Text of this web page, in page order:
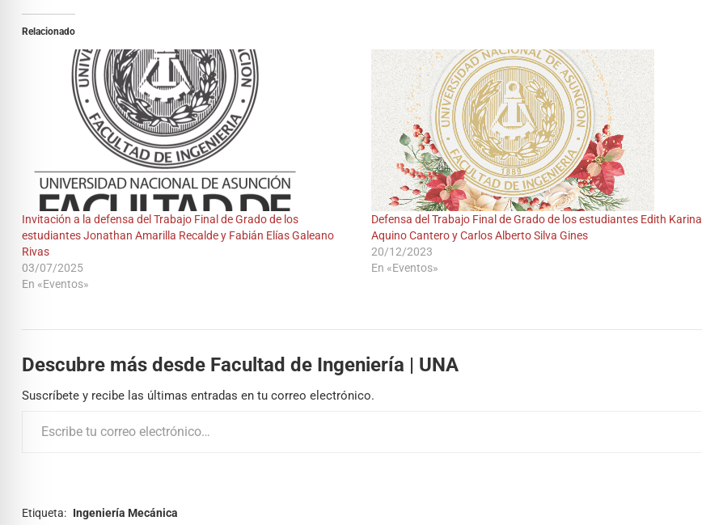
Relacionado
Invitación a la defensa del Trabajo Final de Grado de los
estudiantes Jonathan Amarilla Recalde y Fabián Elías Galeano
Rivas
03/07/2025
En «Eventos»
Defensa del Trabajo Final de Grado de los estudiantes Edith Karina
Aquino Cantero y Carlos Alberto Silva Gines
20/12/2023
En «Eventos»
Descubre más desde Facultad de Ingeniería | UNA
Suscríbete y recibe las últimas entradas en tu correo electrónico.
Etiqueta: Ingeniería Mecánica